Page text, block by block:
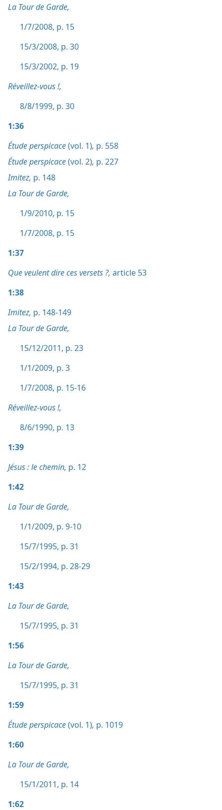
La Tour de Garde,
1/7/2008, p. 15
15/3/2008, p. 30
15/3/2002, p. 19
Réveillez-vous !,
8/8/1999, p. 30
1:36
Étude perspicace(vol. 1), p. 558
Étude perspicace(vol. 2), p. 227
Imitez, p. 148
La Tour de Garde,
1/9/2010, p. 15
1/7/2008, p. 15
1:37
Que veulent dire ces versets ?, article 53
1:38
Imitez, p. 148-149
La Tour de Garde,
15/12/2011, p. 23
1/1/2009, p. 3
1/7/2008, p. 15-16
Réveillez-vous !,
8/6/1990, p. 13
1:39
Jésus : le chemin, p. 12
1:42
La Tour de Garde,
1/1/2009, p. 9-10
15/7/1995, p. 31
15/2/1994, p. 28-29
1:43
La Tour de Garde,
15/7/1995, p. 31
1:56
La Tour de Garde,
15/7/1995, p. 31
1:59
Étude perspicace(vol. 1), p. 1019
1:60
La Tour de Garde,
15/1/2011, p. 14
1:62